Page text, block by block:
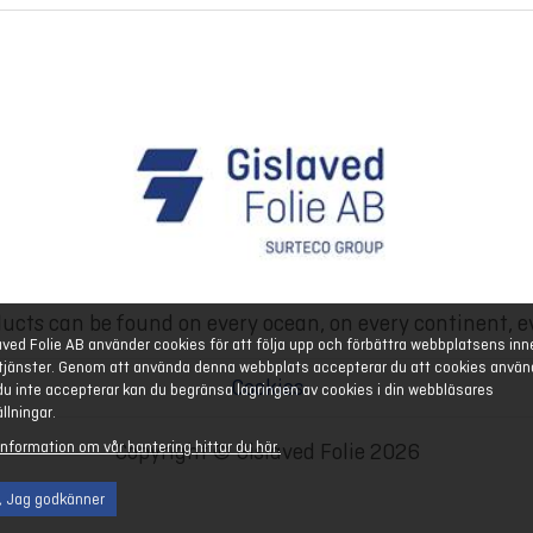
Folie AB använder cookies för att följa upp och förbättra webbplatsens
Genom att använda denna webbplats accepterar du att cookies
inte accepterar kan du begränsa lagringen av cookies i din webbläsares
om vår hantering hittar du här.
Jag godkänner
can be found on every ocean, on every continent,
Cookies
Copyright © Gislaved Folie 2026